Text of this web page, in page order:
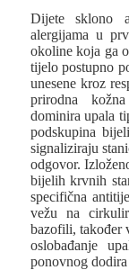
Dijete sklono
alergijama u
okoline koja ga
tijelo postupno
unesene kroz
prirodna
dominira upala
podskupina
signaliziraju
odgovor.
bijelih krvnih
specifična
vežu na
bazofili, također
oslobađanje
ponovnog